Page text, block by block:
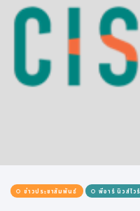
รีวิว
บันเทิง
นักแสดง, นักร้อง, โมเดล
อินฟลูเอนเซอร์
กีฬา
ข่าวประชาสัมพันธ์ พีอาร์ นิวส์ไวร์